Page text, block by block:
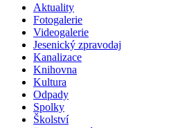
Aktuality
Fotogalerie
Videogalerie
Jesenický zpravodaj
Kanalizace
Knihovna
Kultura
Odpady
Spolky
Školství